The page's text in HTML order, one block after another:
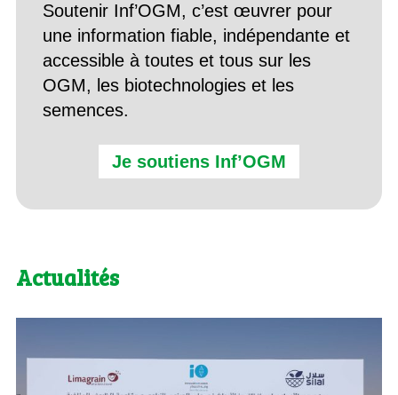
Soutenir Inf’OGM, c’est œuvrer pour
une information fiable, indépendante et
accessible à toutes et tous sur les
OGM, les biotechnologies et les
semences.
Je soutiens Inf’OGM
Actualités